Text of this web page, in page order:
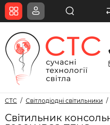
СТС Світлодіодні світильники
Світильник